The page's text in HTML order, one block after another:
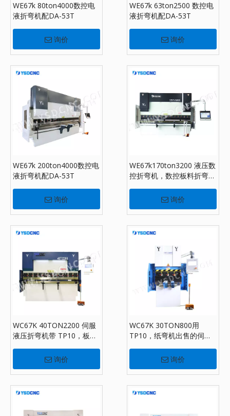
WE67k 80ton4000数控电
液折弯机配DA-53T
询价
WE67k 63ton2500 数控电
液折弯机配DA-53T
询价
WE67k 200ton4000数控电
液折弯机配DA-53T
询价
WE67k170ton3200 液压数
控折弯机，数控板料折弯机
询价
WC67K 40TON2200 伺服
液压折弯机带 TP10，板材
询价
WC67K 30TON800用
TP10，纸弯机出售的伺服
询价